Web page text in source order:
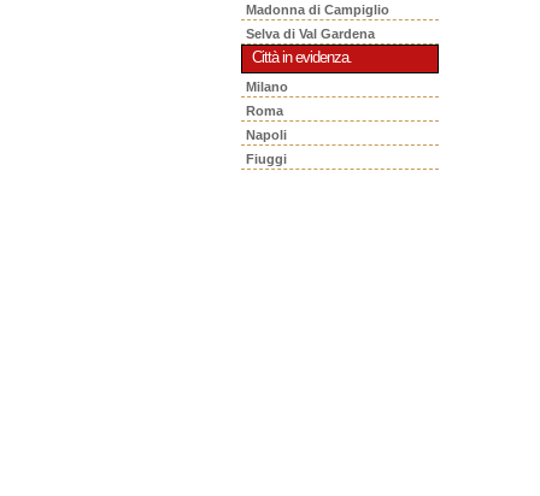
Madonna di Campiglio
Selva di Val Gardena
Città in evidenza.
Milano
Roma
Napoli
Fiuggi